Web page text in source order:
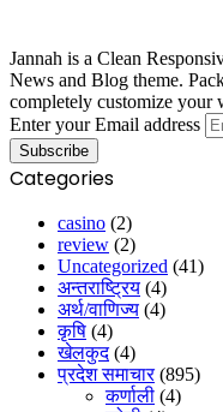
Jannah is a Clean
News and Blog theme.
completely customize your
Enter your Email address
Categories
casino (2)
review (2)
Uncategorized (41)
अन्तराष्ट्रिय (4)
अर्थ/वाणिज्य (4)
कृषि (4)
खेलकुद(4)
प्रदेश समाचार(895)
कर्णाली (4)